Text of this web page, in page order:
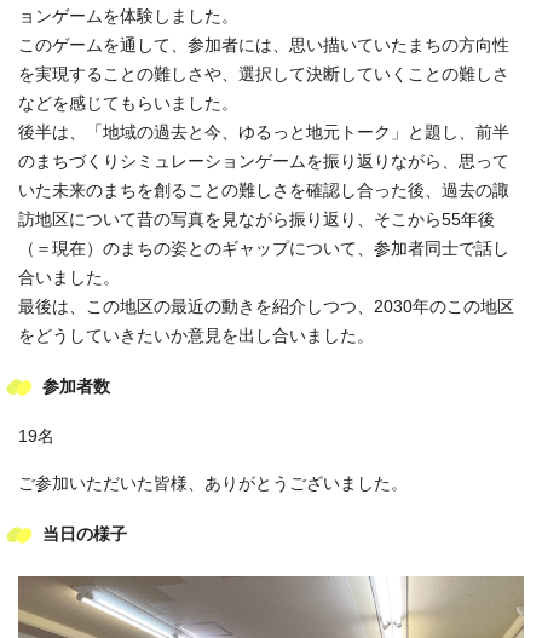
ョンゲームを体験しました。
このゲームを通して、参加者には、思い描いていたまちの方向性
を実現することの難しさや、選択して決断していくことの難しさ
などを感じてもらいました。
後半は、「地域の過去と今、ゆるっと地元トーク」と題し、前半
のまちづくりシミュレーションゲームを振り返りながら、思って
いた未来のまちを創ることの難しさを確認し合った後、過去の諏
訪地区について昔の写真を見ながら振り返り、そこから55年後
（＝現在）のまちの姿とのギャップについて、参加者同士で話し
合いました。
最後は、この地区の最近の動きを紹介しつつ、2030年のこの地区
をどうしていきたいか意見を出し合いました。
参加者数
19名
ご参加いただいた皆様、ありがとうございました。
当日の様子